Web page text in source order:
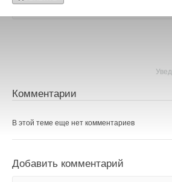
Комментарии
В этой теме еще нет комментариев
Добавить комментарий
НОВОСТИ СОК 24 ИЮЛЯ 2026
Комментарии